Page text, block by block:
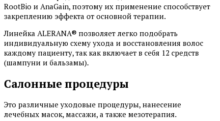
RootBio и AnaGain, поэтому их применение способствует
закреплению эффекта от основной терапии.
Линейка ALERANA® позволяет легко подобрать
индивидуальную схему ухода и восстановления волос
каждому пациенту, так как включает в себя 12 средств
(шампуни и бальзамы).
Салонные процедуры
Это различные уходовые процедуры, нанесение
лечебных масок, массажи, а также мезотерапия.